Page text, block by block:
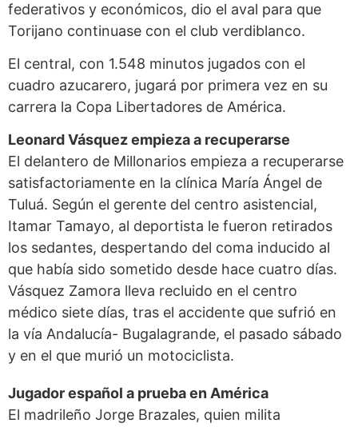
federativos y económicos, dio el aval para que
Torijano continuase con el club verdiblanco.
El central, con 1.548 minutos jugados con el
cuadro azucarero, jugará por primera vez en su
carrera la Copa Libertadores de América.
Leonard Vásquezempieza a recuperarse
El delantero de Millonarios empieza a recuperarse
satisfactoriamente en la clínica María Ángel de
Tuluá. Según el gerente del centro asistencial,
Itamar Tamayo, al deportista le fueron retirados
los sedantes, despertando del coma inducido al
que había sido sometido desde hace cuatro días.
Vásquez Zamora lleva recluido en el centro
médico siete días, tras el accidente que sufrió en
la vía Andalucía- Bugalagrande, el pasado sábado
y en el que murió un motociclista.
Jugador español a prueba en América
El madrileño Jorge Brazales, quien milita